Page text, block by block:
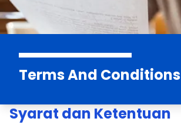
Terms And Conditions
Syarat dan Ketentuan